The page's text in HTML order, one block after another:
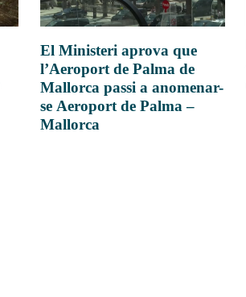
El Ministeri aprova que
l’Aeroport de Palma de
Mallorca passi a anomenar-
se Aeroport de Palma –
Mallorca